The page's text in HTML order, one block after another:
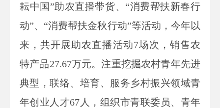
耘中国”助农直播带货、“消费帮扶新春行
动”、“消费帮扶金秋行动”等活动，今年以
来，共开展助农直播活动7场次，销售农
特产品27.67万元。注重挖掘农村青年先进
典型，联络、培育、服务乡村振兴领域青
年创业人才67人，组织市青联委员、青年